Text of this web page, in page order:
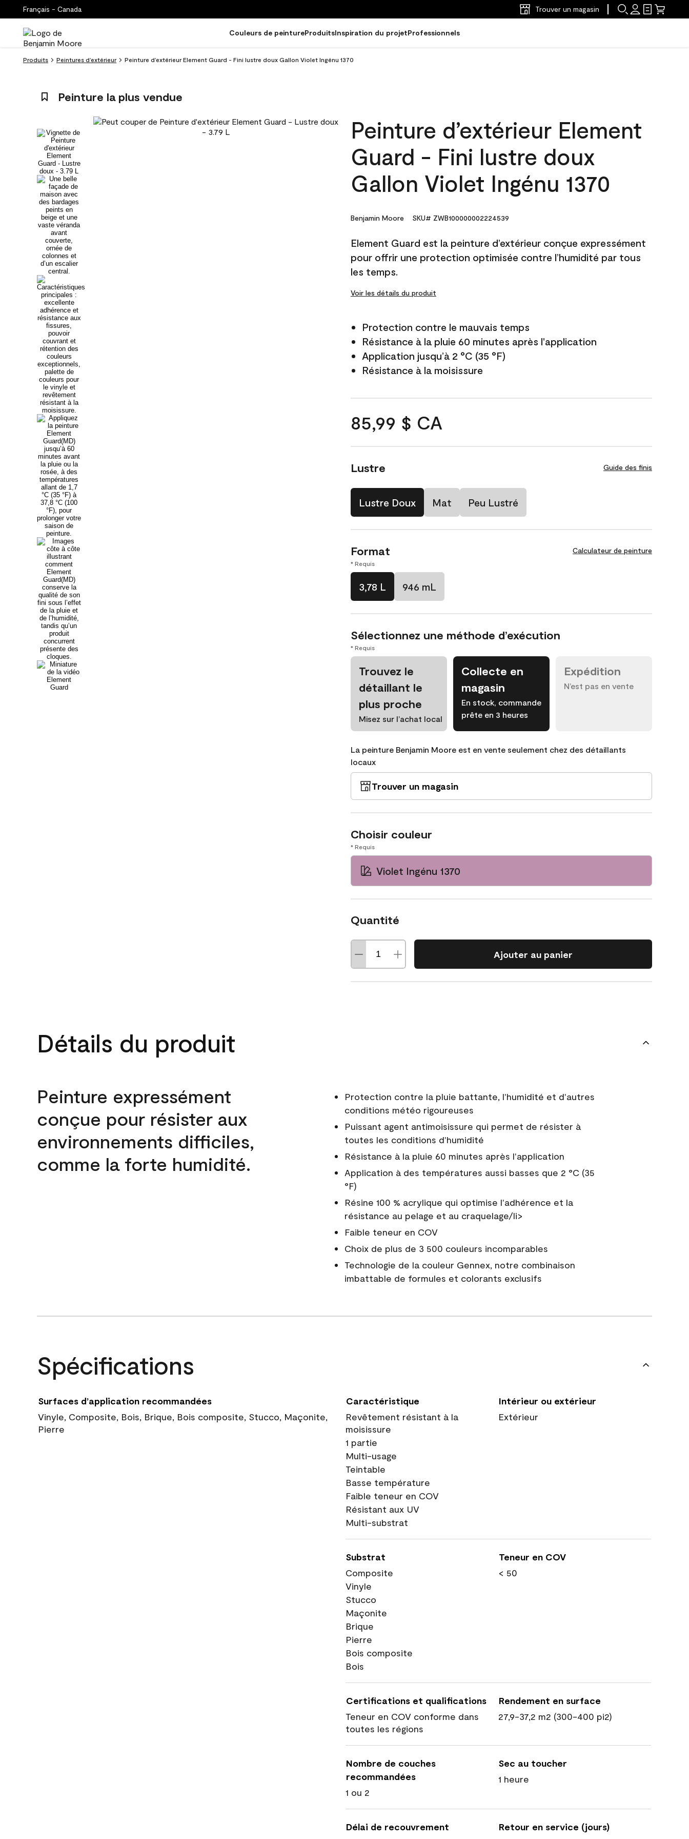
Français - Canada Trouver un magasin
Couleurs de peintureProduitsInspiration du projetProfessionnels
Produits Peintures d’extérieur Peinture d’extérieur Element Guard - Fini lustre doux Gallon Violet Ingénu 1370
Peinture la plus vendue
Peinture d’extérieur Element
Guard - Fini lustre doux
Gallon Violet Ingénu 1370
Benjamin Moore SKU# ZWB100000002224539
Element Guard est la peinture d’extérieur conçue expressément
pour offrir une protection optimisée contre l’humidité par tous
les temps.
Voir les détails du produit
Protection contre le mauvais temps
Résistance à la pluie 60 minutes après l'application
Application jusqu’à 2 °C (35 °F)
Résistance à la moisissure
85,99 $ CA
Lustre Guide des finis
Lustre Doux Mat Peu Lustré
Format Calculateur de peinture
* Requis
3,78 L 946 mL
Sélectionnez une méthode d’exécution
* Requis
Trouvez le
détaillant le
plus proche
Misez sur l’achat local
Collecte en
magasin
En stock, commande
prête en 3 heures
Expédition
N’est pas en vente
La peinture Benjamin Moore est en vente seulement chez des détaillants
locaux
Trouver un magasin
Choisir couleur
* Requis
Violet Ingénu 1370
Quantité
Ajouter au panier
Détails du produit
Peinture expressément
conçue pour résister aux
environnements difficiles,
comme la forte humidité.
Protection contre la pluie battante, l'humidité et d'autres
conditions météo rigoureuses
Puissant agent antimoisissure qui permet de résister à
toutes les conditions d'humidité
Résistance à la pluie 60 minutes après l'application
Application à des températures aussi basses que 2 °C (35
°F)
Résine 100 % acrylique qui optimise l'adhérence et la
résistance au pelage et au craquelage/li>
Faible teneur en COV
Choix de plus de 3 500 couleurs incomparables
Technologie de la couleur Gennex, notre combinaison
imbattable de formules et colorants exclusifs
Spécifications
Surfaces d’application recommandées
Vinyle, Composite, Bois, Brique, Bois composite, Stucco, Maçonite,
Pierre
Caractéristique
Revêtement résistant à la
moisissure
1 partie
Multi-usage
Teintable
Basse température
Faible teneur en COV
Résistant aux UV
Multi-substrat
Intérieur ou extérieur
Extérieur
Substrat
Composite
Vinyle
Stucco
Maçonite
Brique
Pierre
Bois composite
Bois
Teneur en COV
< 50
Certifications et qualifications
Teneur en COV conforme dans
toutes les régions
Rendement en surface
27,9-37,2 m2 (300-400 pi2)
Nombre de couches
recommandées
1 ou 2
Sec au toucher
1 heure
Délai de recouvrement
Retour en service (jours)